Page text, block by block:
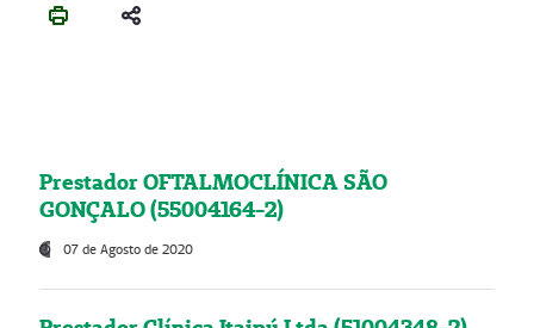
Prestador OFTALMOCLÍNICA SÃO
GONÇALO (55004164-2)
07 de Agosto de 2020